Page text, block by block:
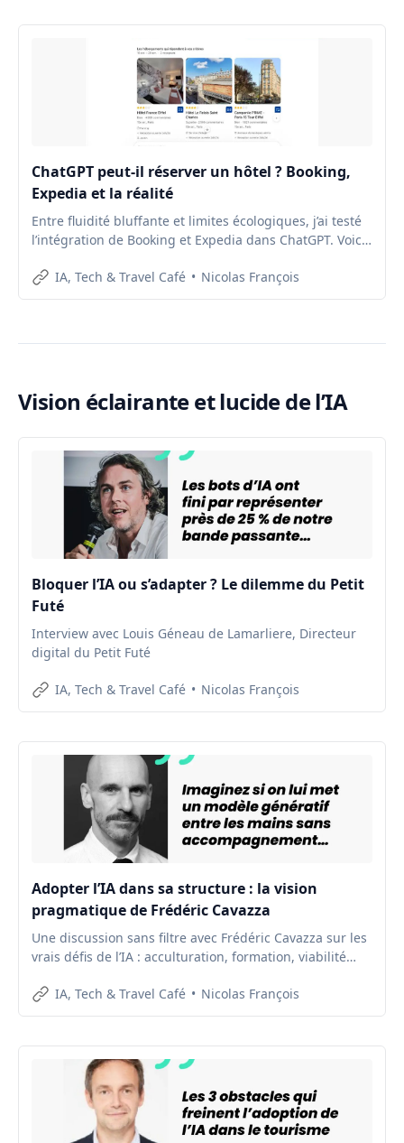
ChatGPT peut-il réserver un hôtel ? Booking,
Expedia et la réalité
Entre fluidité bluffante et limites écologiques, j’ai testé
l’intégration de Booking et Expedia dans ChatGPT. Voici
IA, Tech & Travel Café
Nicolas François
Vision éclairante et lucide de l’IA
Bloquer l’IA ou s’adapter ? Le dilemme du Petit
Futé
Interview avec Louis Géneau de Lamarliere, Directeur
digital du Petit Futé
IA, Tech & Travel Café Nicolas François
Adopter l’IA dans sa structure : la vision
pragmatique de Frédéric Cavazza
Une discussion sans filtre avec Frédéric Cavazza sur les
vrais défis de l’IA : acculturation, formation, viabilité
IA, Tech & Travel Café
Nicolas François